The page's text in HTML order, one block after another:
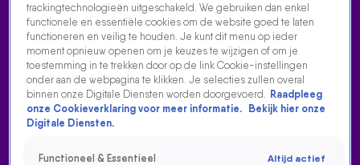
Zoeken
HomeRadio Luisteren538 GemistActiesAlle zenders
ALLE SHOWS
Check hier het complete overzicht van alle 538-shows en
ontdek wanneer jouw favoriete dj’s te horen zijn! 🔥
trackingtechnologieën uitgeschakeld. We gebruiken dan enkel
functionele en essentiële cookies om de website goed te laten
functioneren en veilig te houden. Je kunt dit menu op ieder
moment opnieuw openen om je keuzes te wijzigen of om je
toestemming in te trekken door op de link Cookie-instellingen
onder aan de webpagina te klikken. Je selecties zullen overal
binnen onze Digitale Diensten worden doorgevoerd. Raadpleeg
onze Cookieverklaring voor meer informatie.
Bekijk hier onze
Digitale Diensten.
Functioneel & Essentieel Altijd actief